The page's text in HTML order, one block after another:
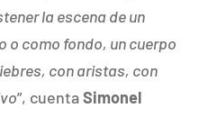
la escena de un
o como fondo, un cuerpo
con aristas, con
”, cuentaSimonel